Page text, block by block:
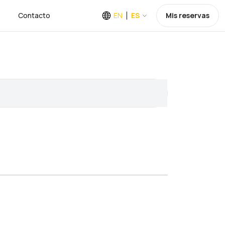
Contacto EN ES Mis reservas